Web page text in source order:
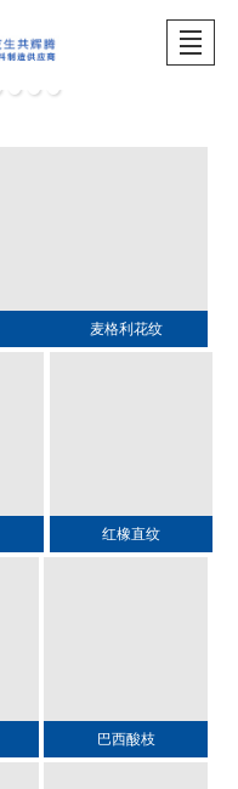
麦格利花纹
红橡直纹
巴西酸枝